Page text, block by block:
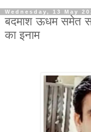
Wednesday, 13 May
बदमाश ऊधम समेत
का इनाम